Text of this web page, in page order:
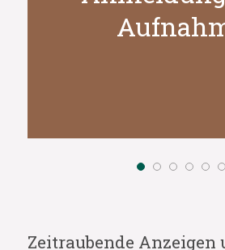
Zeitraubende Anzeigen